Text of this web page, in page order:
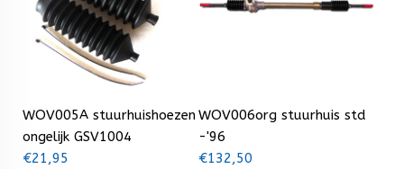
WOV005A stuurhuishoezen
ongelijk GSV1004
€21,95
WOV006org stuurhuis std
-'96
€132,50